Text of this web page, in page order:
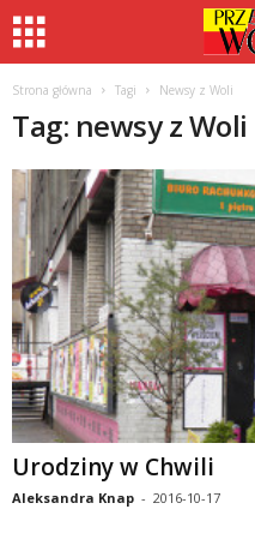
Strona główna Tagi Newsy z Woli
Tag: newsy z Woli
Urodziny w Chwili
Aleksandra Knap - 2016-10-17